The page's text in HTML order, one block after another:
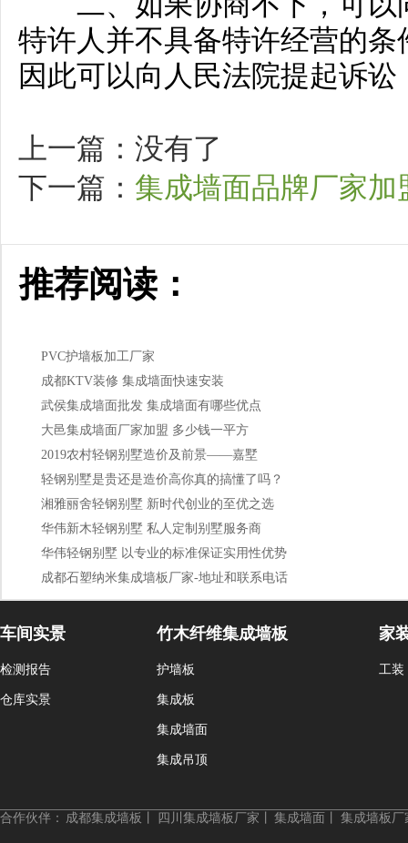
特许人并不具备特许经营的
因此可以向人民法院提起诉
上一篇：没有了
下一篇： 集成墙面品牌厂家加
推荐阅读：
PVC护墙板加工厂家
成都KTV装修 集成墙面快速安装
武侯集成墙面批发 集成墙面有哪些优点
大邑集成墙面厂家加盟 多少钱一平方
2019农村轻钢别墅造价及前景——嘉墅
轻钢别墅是贵还是造价高你真的搞懂了吗？
湘雅丽舍轻钢别墅 新时代创业的至优之选
华伟新木轻钢别墅 私人定制别墅服务商
华伟轻钢别墅 以专业的标准保证实用性优势
成都石塑纳米集成墙板厂家-地址和联系电话
车间实景
检测报告
仓库实景
竹木纤维集成墙板
护墙板
集成板
集成墙面
集成吊顶
家
工装
合作伙伴： 成都集成墙板 四川集成墙板厂家 丨集成墙面 集成墙板厂